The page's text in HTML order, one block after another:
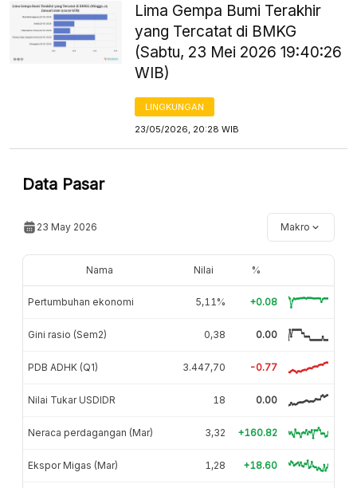
Lima Gempa Bumi Terakhir
yang Tercatat di BMKG
(Sabtu, 23 Mei 2026 19:40:26
WIB)
LINGKUNGAN
23/05/2026, 20:28 WIB
Data Pasar
23 May 2026 Makro
Nama Nilai %
Pertumbuhan ekonomi 5,11% +0.08
Gini rasio (Sem2) 0,38 0.00
PDB ADHK (Q1) 3.447,70 -0.77
Nilai Tukar USDIDR 18 0.00
Neraca perdagangan (Mar) 3,32 +160.82
Ekspor Migas (Mar) 1,28 +18.60